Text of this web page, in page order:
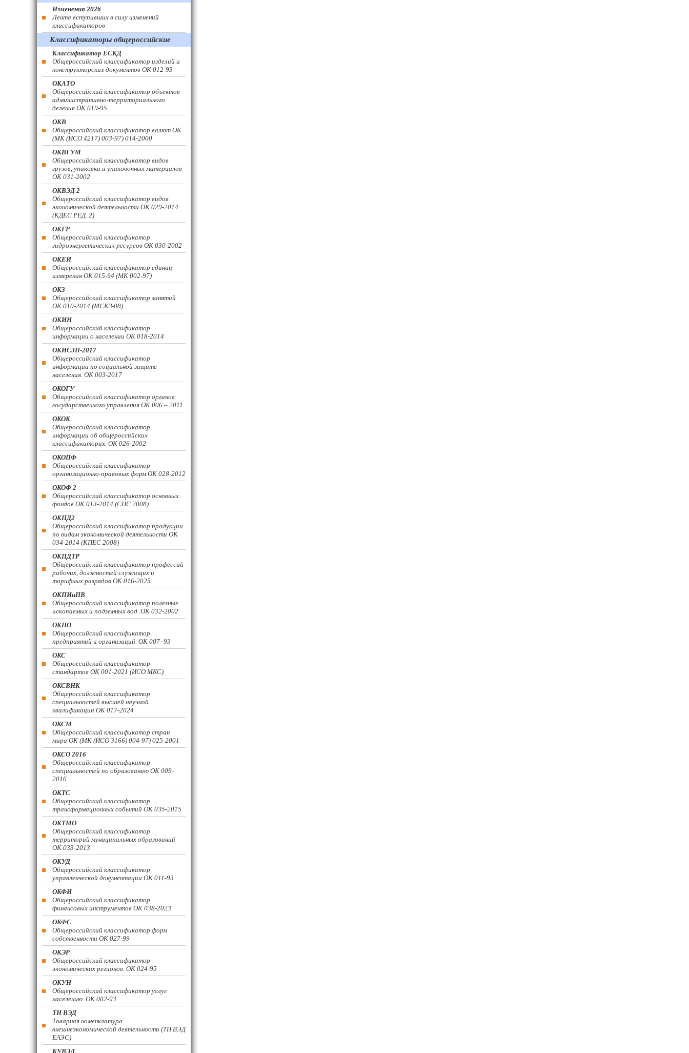
Изменения 2026
Лента вступивших в силу изменений
классификаторов
Классификаторы общероссийские
Классификатор ЕСКД
Общероссийский классификатор изделий и
конструкторских документов ОК 012-93
ОКАТО
Общероссийский классификатор объектов
административно-территориального
деления ОК 019-95
ОКВ
Общероссийский классификатор валют ОК
(МК (ИСО 4217) 003-97) 014-2000
ОКВГУМ
Общероссийский классификатор видов
грузов, упаковки и упаковочных материалов
ОК 031-2002
ОКВЭД 2
Общероссийский классификатор видов
экономической деятельности ОК 029-2014
(КДЕС РЕД. 2)
ОКГР
Общероссийский классификатор
гидроэнергетических ресурсов ОК 030-2002
ОКЕИ
Общероссийский классификатор единиц
измерения ОК 015-94 (МК 002-97)
ОКЗ
Общероссийский классификатор занятий
ОК 010-2014 (МСКЗ-08)
ОКИН
Общероссийский классификатор
информации о населении ОК 018-2014
ОКИСЗН-2017
Общероссийский классификатор
информации по социальной защите
населения. ОК 003-2017
ОКОГУ
Общероссийский классификатор органов
государственного управления ОК 006 – 2011
ОКОК
Общероссийский классификатор
информации об общероссийских
классификаторах. ОК 026-2002
ОКОПФ
Общероссийский классификатор
организационно-правовых форм ОК 028-2012
ОКОФ 2
Общероссийский классификатор основных
фондов ОК 013-2014 (СНС 2008)
ОКПД2
Общероссийский классификатор продукции
по видам экономической деятельности ОК
034-2014 (КПЕС 2008)
ОКПДТР
Общероссийский классификатор профессий
рабочих, должностей служащих и
тарифных разрядов ОК 016-2025
ОКПИиПВ
Общероссийский классификатор полезных
ископаемых и подземных вод. ОК 032-2002
ОКПО
Общероссийский классификатор
предприятий и организаций. ОК 007–93
ОКС
Общероссийский классификатор
стандартов ОК 001-2021 (ИСО МКС)
ОКСВНК
Общероссийский классификатор
специальностей высшей научной
квалификации ОК 017-2024
ОКСМ
Общероссийский классификатор стран
мира ОК (МК (ИСО 3166) 004-97) 025-2001
ОКСО 2016
Общероссийский классификатор
специальностей по образованию ОК 009-
2016
ОКТС
Общероссийский классификатор
трансформационных событий ОК 035-2015
ОКТМО
Общероссийский классификатор
территорий муниципальных образований
ОК 033-2013
ОКУД
Общероссийский классификатор
управленческой документации ОК 011-93
ОКФИ
Общероссийский классификатор
финансовых инструментов OK 038-2023
ОКФС
Общероссийский классификатор форм
собственности ОК 027-99
ОКЭР
Общероссийский классификатор
экономических регионов. ОК 024-95
ОКУН
Общероссийский классификатор услуг
населению. ОК 002-93
ТН ВЭД
Товарная номенклатура
внешнеэкономической деятельности (ТН ВЭД
ЕАЭС)
КУВЭД